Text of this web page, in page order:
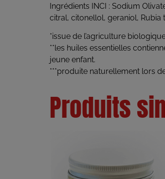
Ingrédients INCI : Sodium
citral, citonellol, geraniol, Rubia
*issue de l’agriculture
**les huiles essentielles
jeune enfant.
***produite naturellement lors
Produits